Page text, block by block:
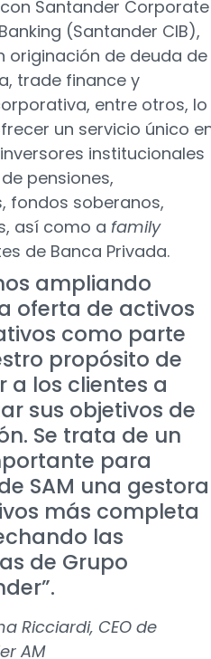
Santander Corporate
(Santander CIB),
originación de deuda de
trade finance y
entre otros, lo
un servicio único
institucionales
pensiones,
fondos soberanos,
así como a family
de Banca Privada.
ampliando
oferta de activos
como parte
propósito de
a los clientes a
sus objetivos de
Se trata de un
para
SAM una gestora
más completa
las
de Grupo
Ricciardi, CEO de
AM